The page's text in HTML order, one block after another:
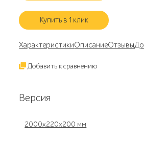
Купить в 1 клик
ХарактеристикиОписаниеОтзывы
Добавить к сравнению
Версия
2000х220х200 мм